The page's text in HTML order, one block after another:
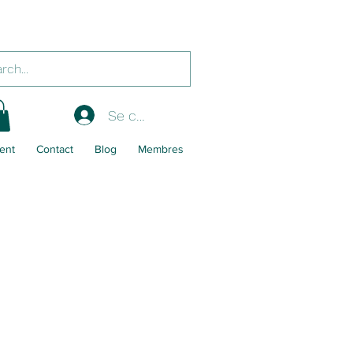
Se connecter
Contact Blog Membres